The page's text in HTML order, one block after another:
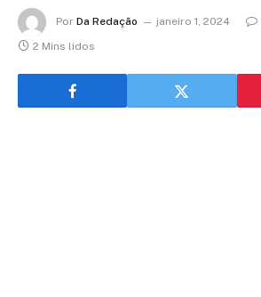
Por Da Redação janeiro 1, 2024
2 Mins lidos